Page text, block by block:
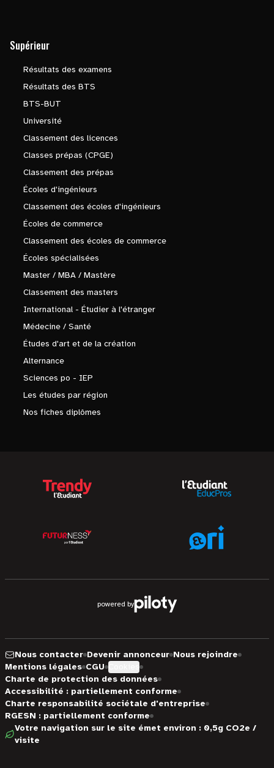
Supérieur
Résultats des examens
Résultats des BTS
BTS-BUT
Université
Classement des licences
Classes prépas (CPGE)
Classement des prépas
Écoles d'ingénieurs
Classement des écoles d'ingénieurs
Écoles de commerce
Classement des écoles de commerce
Écoles spécialisées
Master / MBA / Mastère
Classement des masters
International - Étudier à l'étranger
Médecine / Santé
Études d'art et de la création
Alternance
Sciences po - IEP
Les études par région
Nos fiches diplômes
powered by
Nous contacter Devenir annonceur Nous rejoindre
Mentions légales CGU
Charte de protection des données
Accessibilité : partiellement conforme
Charte responsabilité sociétale d'entreprise
RGESN : partiellement conforme
Votre navigation sur le site émet environ : 0,5g CO2e /
visite